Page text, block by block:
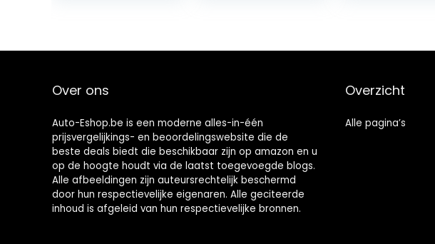
50521790…
Over ons
Auto-Eshop.be is een moderne alles-in-één
prijsvergelijkings- en beoordelingswebsite die de
beste deals biedt die beschikbaar zijn op amazon en u
op de hoogte houdt via de laatst toegevoegde blogs.
Alle afbeeldingen zijn auteursrechtelijk beschermd
door hun respectievelijke eigenaren. Alle geciteerde
inhoud is afgeleid van hun respectievelijke bronnen.
Overzicht
Alle pagina’s